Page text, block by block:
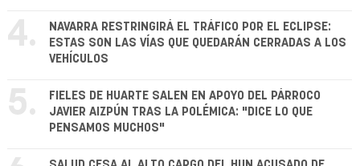
4.
NAVARRA RESTRINGIRÁ EL TRÁFICO POR EL ECLIPSE:
ESTAS SON LAS VÍAS QUE QUEDARÁN CERRADAS A LOS
VEHÍCULOS
5.
FIELES DE HUARTE SALEN EN APOYO DEL PÁRROCO
JAVIER AIZPÚN TRAS LA POLÉMICA: "DICE LO QUE
PENSAMOS MUCHOS"